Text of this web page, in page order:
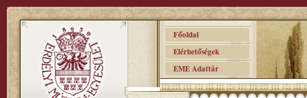
Főoldal
Elérhetőségek
EME Adattár